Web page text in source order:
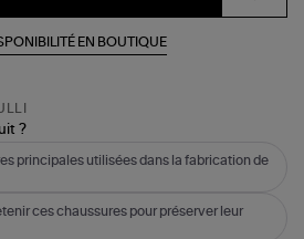
EN BOUTIQUE
?
principales utilisées dans la fabrication de
ces chaussures pour préserver leur